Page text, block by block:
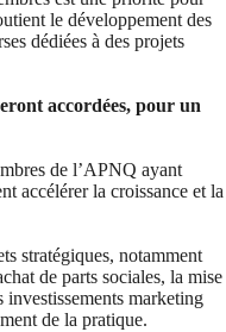
le développement des
dédiées à des projets
accordées, pour un
de l’APNQ ayant
accélérer la croissance et la
stratégiques, notamment
de parts sociales, la mise
investissements marketing
de la pratique.